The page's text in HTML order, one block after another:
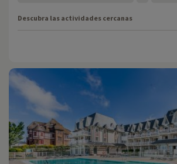
Descubra las actividades cercanas